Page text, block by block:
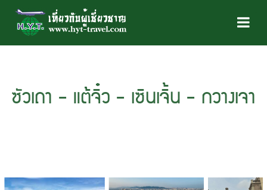
ซัวเถา - แต้จิ๋ว - เซินเจิ้น - กวางเจา